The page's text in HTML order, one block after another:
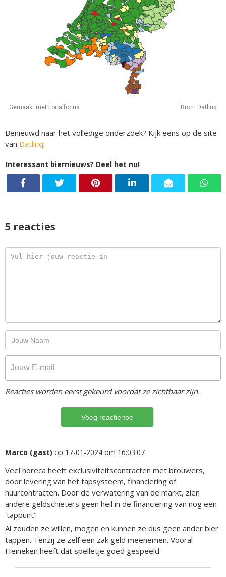
Benieuwd naar het volledige onderzoek? Kijk eens op de site
van Datlinq.
Interessant biernieuws? Deel het nu!
5 reacties
Reacties worden eerst gekeurd voordat ze zichtbaar zijn.
Marco (gast) op 17-01-2024 om 16:03:07
Veel horeca heeft exclusiviteitscontracten met brouwers,
door levering van het tapsysteem, financiering of
huurcontracten. Door de verwatering van de markt, zien
andere geldschieters geen heil in de financiering van nog een
'tappunt'.
Al zouden ze willen, mogen en kunnen ze dus geen ander bier
tappen. Tenzij ze zelf een zak geld meenemen. Vooral
Heineken heeft dat spelletje goed gespeeld.